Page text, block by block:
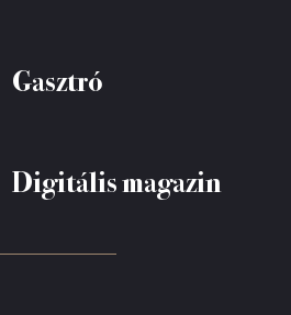
Gasztró
Digitális magazin